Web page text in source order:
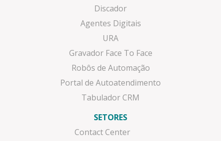
Discador
Agentes Digitais
URA
Gravador Face To Face
Robôs de Automação
Portal de Autoatendimento
Tabulador CRM
SETORES
Contact Center